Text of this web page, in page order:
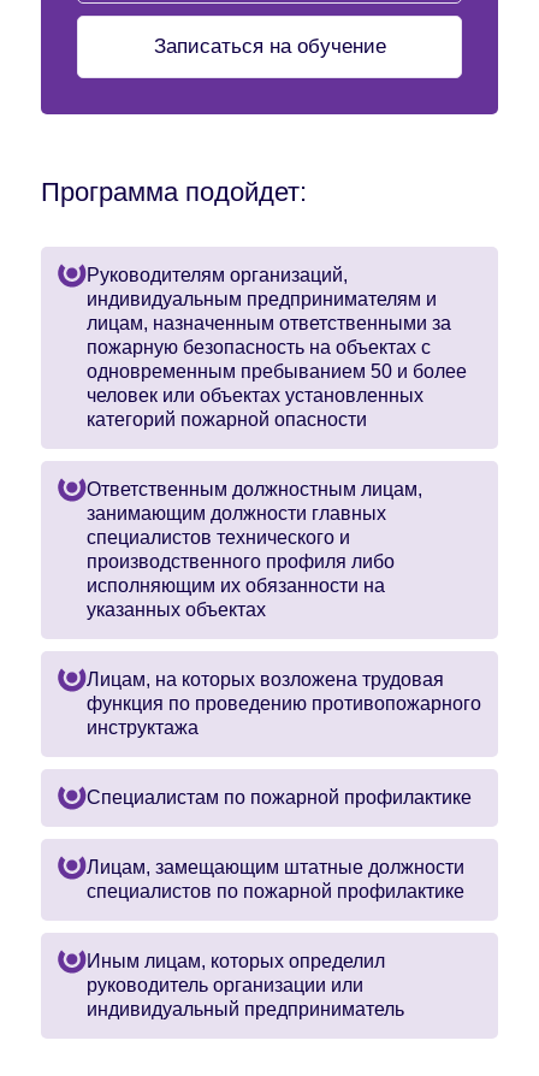
Записаться на обучение
Программа подойдет:
Руководителям организаций,
индивидуальным предпринимателям и
лицам, назначенным ответственными за
пожарную безопасность на объектах с
одновременным пребыванием 50 и более
человек или объектах установленных
категорий пожарной опасности
Ответственным должностным лицам,
занимающим должности главных
специалистов технического и
производственного профиля либо
исполняющим их обязанности на
указанных объектах
Лицам, на которых возложена трудовая
функция по проведению противопожарного
инструктажа
Специалистам по пожарной профилактике
Лицам, замещающим штатные должности
специалистов по пожарной профилактике
Иным лицам, которых определил
руководитель организации или
индивидуальный предприниматель